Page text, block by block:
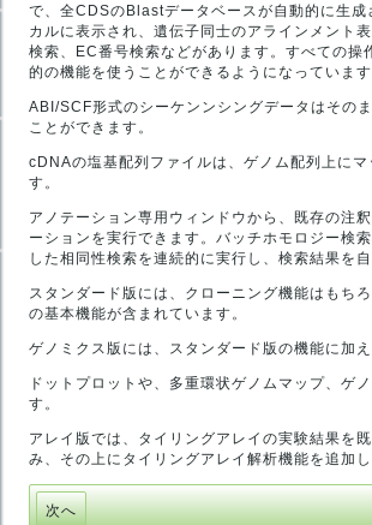
で、全CDSのBlastデータベースが自動的に生
カルに表示され、遺伝子同士のアラインメント
検索、EC番号検索などがあります。すべての操
的の機能を使うことができるようになっています
ABI/SCF形式のシーケンンシングデータはその
ことができます。
cDNAの塩基配列ファイルは、ゲノム配列上に
す。
アノテーション専用ウィンドウから、既存の注
ーションを実行できます。バッチホモロジー検
した相同性検索を連続的に実行し、検索結果を
スタンダード版には、クローニング機能はもち
の基本機能が含まれています。
ゲノミクス版には、スタンダード版の機能に加
ドットプロットや、多重環状ゲノムマップ、ゲ
す。
アレイ版では、タイリングアレイの実験結果を
み、その上にタイリングアレイ解析機能を追加し
次へ